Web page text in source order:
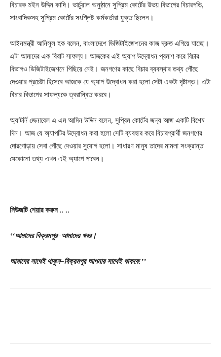
বিচারক মইন উদ্দিন কাদি। ভার্চুয়াল অনুষ্ঠানে সুপ্রিম কোর্টের উভয় বিভাগের বিচারপতি,
সাংবাদিকসহ সুপ্রিম কোর্টের সংশ্লিষ্ট কর্মকর্তারা যুক্ত ছিলেন।
আইনমন্ত্রী আনিসুল হক বলেন, বাংলাদেশে ডিজিটাইজেশনের কাজ দ্রুত এগিয়ে যাচ্ছে।
এটা আমাদের এক বিরাট সাফল্য। আজকের এই অ্যাপ উদ্বোধন প্রমাণ করে বিচার
বিভাগও ডিজিটাইজেশনে পিছিয়ে নেই। জনগণের কাছে বিচার ব্যবস্থার তথ্য পৌঁছে
দেওয়ার প্রচেষ্টা হিসেবে আজকে যে অ্যাপ উদ্বোধন করা হলো সেটা একটা দৃষ্টান্ত। এটা
বিচার বিভাগের সাফল্যকে ত্বরান্বিত করবে।
অ্যাটর্নি জেনারেল এ এম আমিন উদ্দিন বলেন, সুপ্রিম কোর্টের জন্য আজ একটি বিশেষ
দিন। আজ যে অ্যাপটির উদ্বোধন করা হলো সেটি ব্যবহার করে বিচারপ্রার্থী জনগণের
দোরগোড়ায় সেবা পৌঁছে দেওয়ার সুযোগ হলো। সাধারণ মানুষ তাদের মামলা সংক্রান্ত
যেকোনো তথ্য এখন এই অ্যাপে পাবেন।
নিউজটি শেয়ার করুন.. ..
‘‘আমাদের বিক্রমপুর–আমাদের খবর।
আমাদের সাথেই থাকুন–বিক্রমপুর আপনার সাথেই থাকবে!’’